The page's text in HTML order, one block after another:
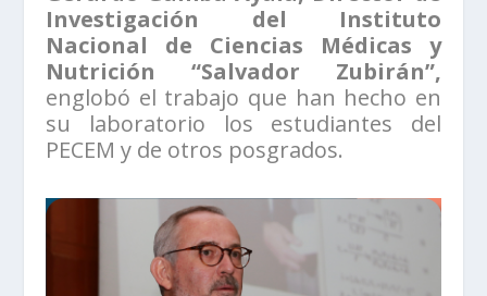
Investigación del Instituto
Nacional de Ciencias Médicas y
Nutrición “Salvador Zubirán”,
englobó el trabajo que han hecho en
su laboratorio los estudiantes del
PECEM y de otros posgrados.